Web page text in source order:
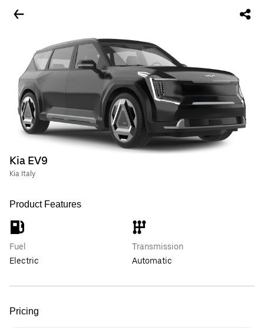
Kia EV9
Kia Italy
Product Features
Fuel
Electric
Transmission
Automatic
Pricing